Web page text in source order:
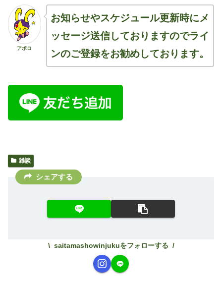
アポロ
お知らせやスケジュール更新時にメ
ッセージ送信しておりますのでライ
ンのご登録をお勧めしております。
雑談
シェアする
saitamashowinjukuをフォローする